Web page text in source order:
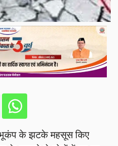
भूकंप के झटके महसूस किए